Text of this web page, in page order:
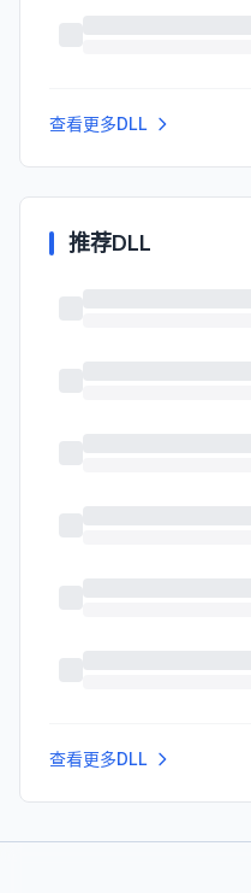
查看更多DLL
推荐DLL
查看更多DLL